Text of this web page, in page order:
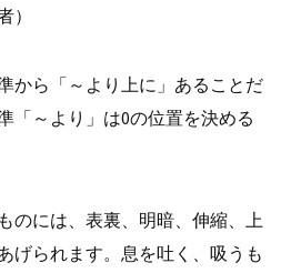
）
から「～より上に」あることだ
「～より」は0の位置を決める
のには、表裏、明暗、伸縮、上
げられます。息を吐く、吸うも